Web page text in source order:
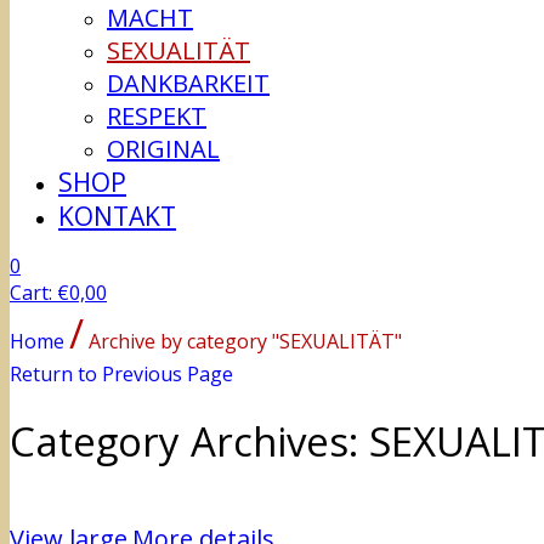
MACHT
SEXUALITÄT
DANKBARKEIT
RESPEKT
ORIGINAL
SHOP
KONTAKT
0
Cart: €0,00
Home /Archive by category "SEXUALITÄT"
Return to Previous Page
Category Archives: